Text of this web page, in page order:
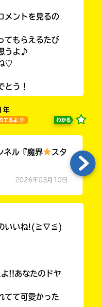
メントを見るの
てもらえるたび
うよ♪
♡
とう！
年
てるよ !! わかる
ネル『魔界
スタ
2026年03月10日
のいいね!(≧∇≦)
!!あなたのドヤ
てて可愛かった